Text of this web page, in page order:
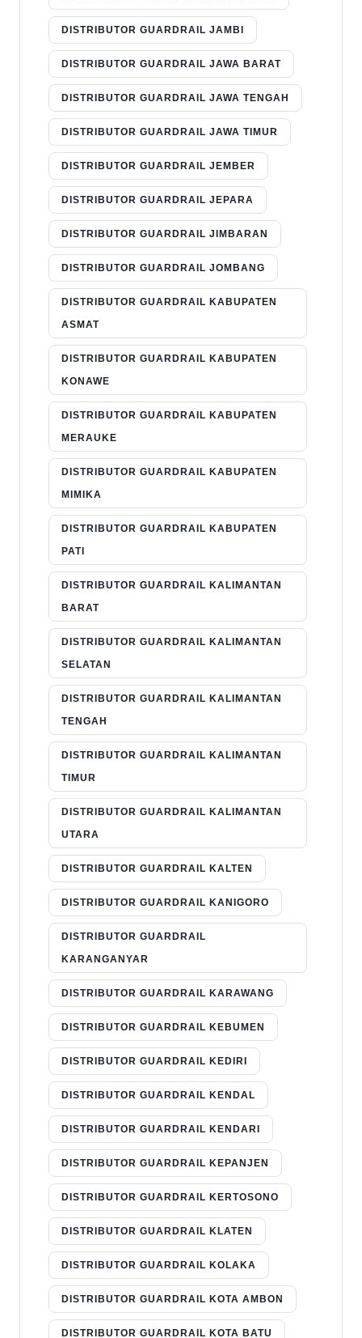
DISTRIBUTOR GUARDRAIL JAMBI
DISTRIBUTOR GUARDRAIL JAWA BARAT
DISTRIBUTOR GUARDRAIL JAWA TENGAH
DISTRIBUTOR GUARDRAIL JAWA TIMUR
DISTRIBUTOR GUARDRAIL JEMBER
DISTRIBUTOR GUARDRAIL JEPARA
DISTRIBUTOR GUARDRAIL JIMBARAN
DISTRIBUTOR GUARDRAIL JOMBANG
DISTRIBUTOR GUARDRAIL KABUPATEN
ASMAT
DISTRIBUTOR GUARDRAIL KABUPATEN
KONAWE
DISTRIBUTOR GUARDRAIL KABUPATEN
MERAUKE
DISTRIBUTOR GUARDRAIL KABUPATEN
MIMIKA
DISTRIBUTOR GUARDRAIL KABUPATEN
PATI
DISTRIBUTOR GUARDRAIL KALIMANTAN
BARAT
DISTRIBUTOR GUARDRAIL KALIMANTAN
SELATAN
DISTRIBUTOR GUARDRAIL KALIMANTAN
TENGAH
DISTRIBUTOR GUARDRAIL KALIMANTAN
TIMUR
DISTRIBUTOR GUARDRAIL KALIMANTAN
UTARA
DISTRIBUTOR GUARDRAIL KALTEN
DISTRIBUTOR GUARDRAIL KANIGORO
DISTRIBUTOR GUARDRAIL
KARANGANYAR
DISTRIBUTOR GUARDRAIL KARAWANG
DISTRIBUTOR GUARDRAIL KEBUMEN
DISTRIBUTOR GUARDRAIL KEDIRI
DISTRIBUTOR GUARDRAIL KENDAL
DISTRIBUTOR GUARDRAIL KENDARI
DISTRIBUTOR GUARDRAIL KEPANJEN
DISTRIBUTOR GUARDRAIL KERTOSONO
DISTRIBUTOR GUARDRAIL KLATEN
DISTRIBUTOR GUARDRAIL KOLAKA
DISTRIBUTOR GUARDRAIL KOTA AMBON
DISTRIBUTOR GUARDRAIL KOTA BATU